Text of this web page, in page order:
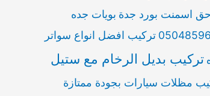
اسمنت بورد جدة بويات جده
تركيب افضل انواع سواتر
تركيب بديل الرخام مع ستيل
مظلات سيارات بجودة ممتازة